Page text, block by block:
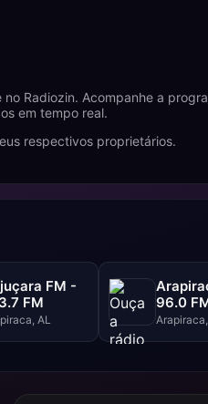
Radiozin. Acompanhe a
em tempo real.
respectivos proprietários.
FM -
FM
AL
96.0
Arapiraca,